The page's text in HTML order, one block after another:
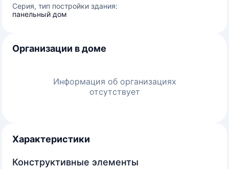
Серия, тип постройки здания:
панельный дом
Организации в доме
Информация об организациях
отсутствует
Характеристики
Конструктивные элементы